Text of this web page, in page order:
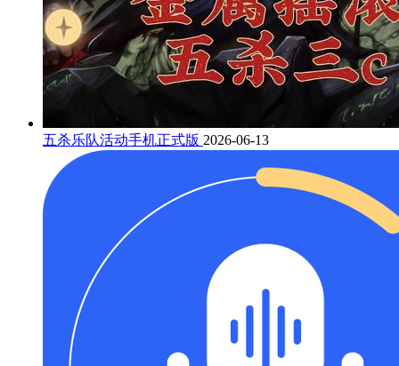
五杀乐队活动手机正式版 2026-06-13